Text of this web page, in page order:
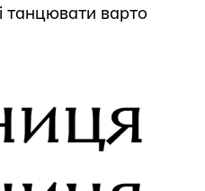
танцювати варто